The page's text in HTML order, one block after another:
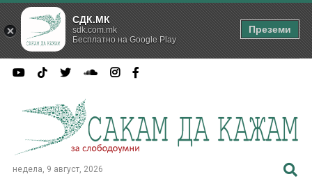
недела, 9 август, 2026
СДК.МК
sdk.com.mk
Бесплатно на Google Play
Преземи